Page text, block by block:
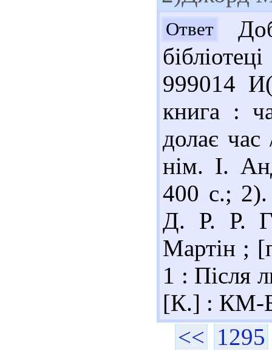
Ответ
999014
книга :
долає
нім. І.
400 с.;
Д. Р. Р.
Мартін ;
1 : Після
[К.] : КМ-
<< 1295